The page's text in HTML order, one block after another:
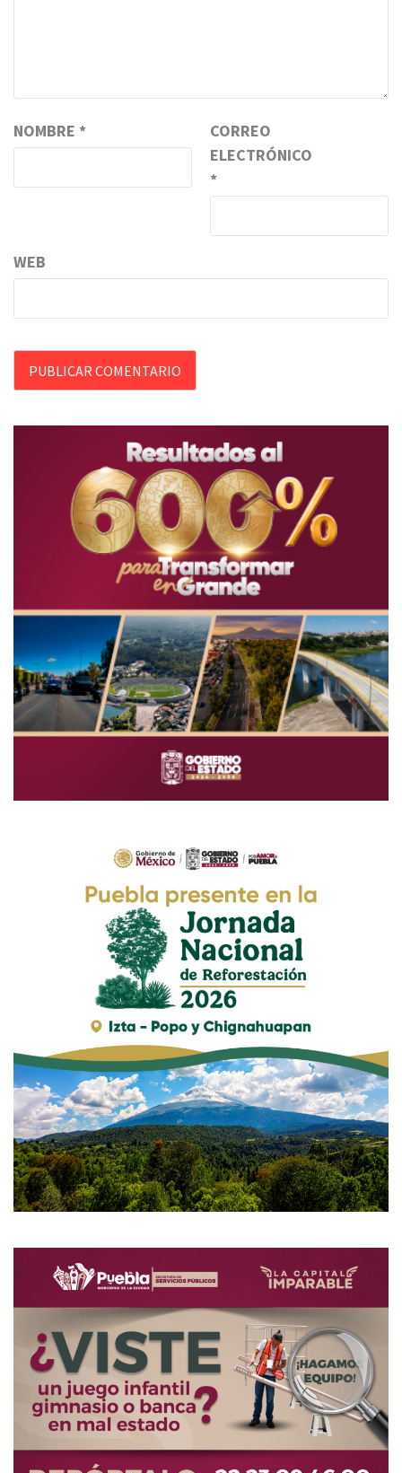
NOMBRE *
CORREO
ELECTRÓNICO
*
WEB